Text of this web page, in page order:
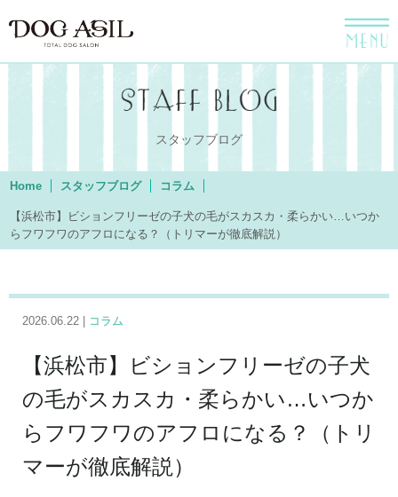
menu
スタッフブログ
Home スタッフブログ コラム
【浜松市】ビションフリーゼの子犬の毛がスカスカ・柔らかい…いつか
らフワフワのアフロになる？（トリマーが徹底解説）
2026.06.22 | コラム
【浜松市】ビションフリーゼの子犬
の毛がスカスカ・柔らかい…いつか
らフワフワのアフロになる？（トリ
マーが徹底解説）